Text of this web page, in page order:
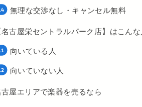
無理な交渉なし・キャンセル無料
名古屋栄セントラルパーク店】はこん
向いている人
向いていない人
屋エリアで楽器を売るなら